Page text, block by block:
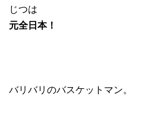
じつは
元全日本！
バリバリのバスケットマン。